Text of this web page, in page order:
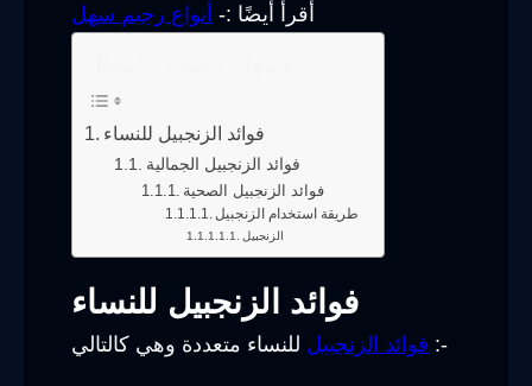
أقرأ أيضًا :- أنواع رجيم سهل
فوائد الزنجبيل للنساء
فوائد الزنجبيل الجمالية
فوائد الزنجبيل الصحية
طريقة استخدام الزنجبيل
الزنجبيل
فوائد الزنجبيل للنساء
فوائد الزنجبيل للنساء متعددة وهي كالتالي :-